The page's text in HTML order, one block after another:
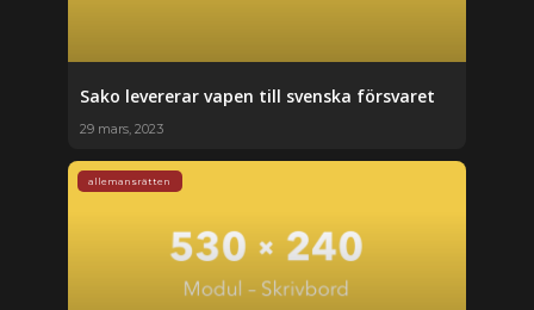
Sako levererar vapen till svenska försvaret
29 mars, 2023
allemansrätten